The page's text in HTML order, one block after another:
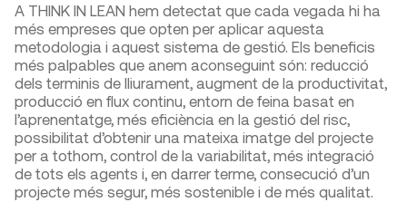
A THINK IN LEAN hem detectat que cada vegada hi ha
més empreses que opten per aplicar aquesta
metodologia i aquest sistema de gestió. Els beneficis
més palpables que anem aconseguint són: reducció
dels terminis de lliurament, augment de la productivitat,
producció en flux continu, entorn de feina basat en
l’aprenentatge, més eficiència en la gestió del risc,
possibilitat d’obtenir una mateixa imatge del projecte
per a tothom, control de la variabilitat, més integració
de tots els agents i, en darrer terme, consecució d’un
projecte més segur, més sostenible i de més qualitat.